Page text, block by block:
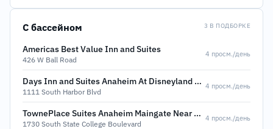
С бассейном 3 В ПОДБОРКЕ
Americas Best Value Inn and Suites
426 W Ball Road
4 просм./день
Days Inn and Suites Anaheim At Disneyland Park
1111 South Harbor Blvd
4 просм./день
TownePlace Suites Anaheim Maingate Near Angel Stadium
1730 South State College Boulevard
4 просм./день